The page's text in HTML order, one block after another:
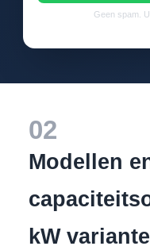
Geen spam.
02
Modellen
kW